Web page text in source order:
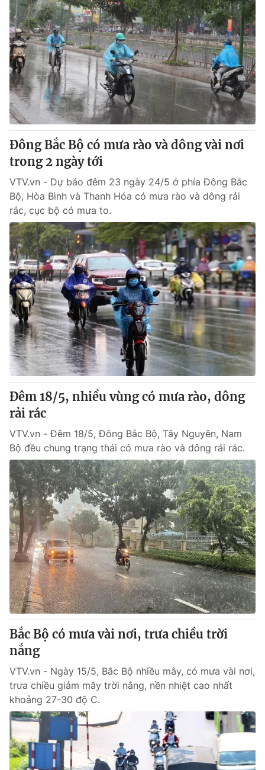
Đông Bắc Bộ có mưa rào và dông vài nơi
trong 2 ngày tới
VTV.vn - Dự báo đêm 23 ngày 24/5 ở phía Đông Bắc
Bộ, Hòa Bình và Thanh Hóa có mưa rào và dông rải
rác, cục bộ có mưa to.
Đêm 18/5, nhiều vùng có mưa rào, dông
rải rác
VTV.vn - Đêm 18/5, Đông Bắc Bộ, Tây Nguyên, Nam
Bộ đều chung trạng thái có mưa rào và dông rải rác.
Bắc Bộ có mưa vài nơi, trưa chiều trời
nắng
VTV.vn - Ngày 15/5, Bắc Bộ nhiều mây, có mưa vài nơi,
trưa chiều giảm mây trời nắng, nền nhiệt cao nhất
khoảng 27-30 độ C.